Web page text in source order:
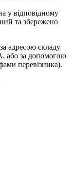
у відповідному
та збережено
адресою складу
або за допомогою
перевізника).